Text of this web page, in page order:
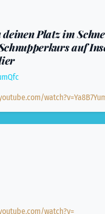
deinen Platz im
auf
watch?v=